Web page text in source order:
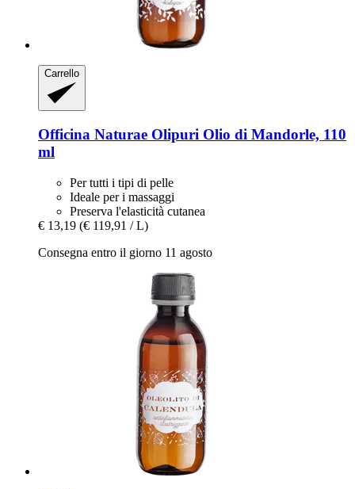
Carrello
Officina Naturae Olipuri Olio di Mandorle, 110
ml
Per tutti i tipi di pelle
Ideale per i massaggi
Preserva l'elasticità cutanea
€ 13,19 (€ 119,91 / L)
Consegna entro il giorno 11 agosto